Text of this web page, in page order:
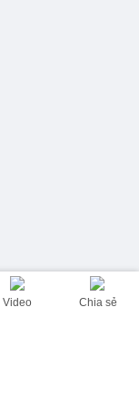
Video Chia sẻ